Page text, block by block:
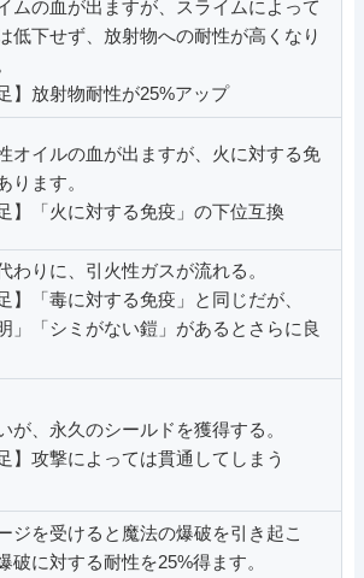
ムの血が出ますが、スライムによって
低下せず、放射物への耐性が高くなり
足】放射物耐性が25%アップ
オイルの血が出ますが、火に対する免
ります。
足】「火に対する免疫」の下位互換
わりに、引火性ガスが流れる。
】「毒に対する免疫」と同じだが、
明」「シミがない鎧」があるとさらに良
が、永久のシールドを獲得する。
】攻撃によっては貫通してしまう
ジを受けると魔法の爆破を引き起こ
破に対する耐性を25%得ます。